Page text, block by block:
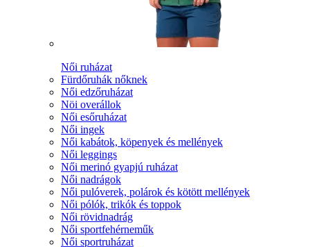
Női ruházat
Fürdőruhák nőknek
Női edzőruházat
Nöi overállok
Női esőruházat
Női ingek
Női kabátok, köpenyek és mellények
Női leggings
Női merinó gyapjú ruházat
Női nadrágok
Női pulóverek, polárok és kötött mellények
Női pólók, trikók és toppok
Női rövidnadrág
Női sportfehérneműk
Női sportruházat